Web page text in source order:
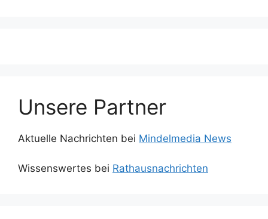
Unsere Partner
Aktuelle Nachrichten bei Mindelmedia News
Wissenswertes bei Rathausnachrichten